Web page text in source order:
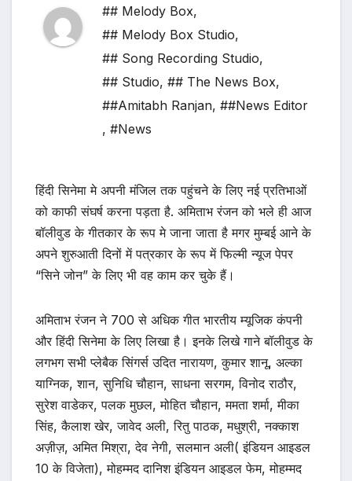
## Melody Box,
## Melody Box Studio,
## Song Recording Studio,
## Studio, ## The News Box,
##Amitabh Ranjan, ##News Editor
, #News
हिंदी सिनेमा मे अपनी मंजिल तक पहुंचने के लिए नई प्रतिभाओं
को काफी संघर्ष करना पड़ता है. अमिताभ रंजन को भले ही आज
बॉलीवुड के गीतकार के रूप मे जाना जाता है मगर मुम्बई आने के
अपने शुरुआती दिनों में पत्रकार के रूप में फिल्मी न्यूज पेपर
“सिने जोन” के लिए भी वह काम कर चुके हैं।
अमिताभ रंजन ने 700 से अधिक गीत भारतीय म्यूजिक कंपनी
और हिंदी सिनेमा के लिए लिखा है। इनके लिखे गाने बॉलीवुड के
लगभग सभी प्लेबैक सिंगर्स उदित नारायण, कुमार शानू, अल्का
याग्निक, शान, सुनिधि चौहान, साधना सरगम, विनोद राठौर,
सुरेश वाडेकर, पलक मुछल, मोहित चौहान, ममता शर्मा, मीका
सिंह, कैलाश खेर, जावेद अली, रितु पाठक, मधुश्री, नक्काश
अज़ीज़, अमित मिश्रा, देव नेगी, सलमान अली( इंडियन आइडल
10 के विजेता), मोहम्मद दानिश इंडियन आइडल फेम, मोहम्मद